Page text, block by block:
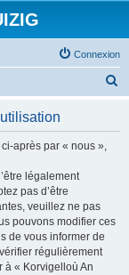
Connexion
après par « nous »,
légalement
pas d’être
veuillez ne pas
pouvons modifier ces
de vous informer de
régulièrement
à « Korvigelloù An